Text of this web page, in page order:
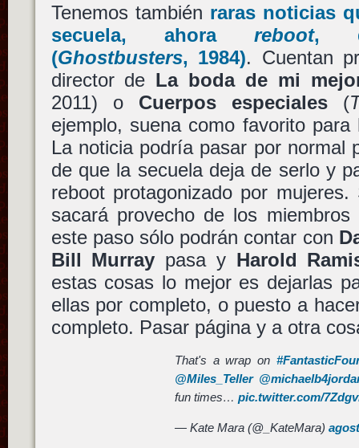
Tenemos también raras noticias
secuela, ahora reboot,
(Ghostbusters, 1984). Cuentan
director de La boda de mi
2011) o Cuerpos especiales(
ejemplo, suena como favorito
La noticia podría pasar por normal
de que la secuela deja de serlo y
reboot protagonizado por
sacará provecho de los
este paso sólo podrán contar con
Bill Murray pasa y Harold
estas cosas lo mejor es dejarlas
ellas por completo, o puesto a
completo. Pasar página y a otra
That's a wrap on
@Miles_Teller
fun times…pic.twitter.com/
— Kate Mara (@_KateMara)